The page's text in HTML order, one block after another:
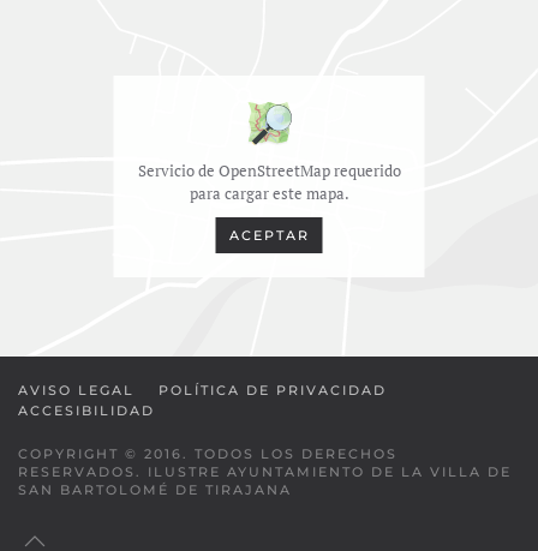
Servicio de OpenStreetMap requerido
para cargar este mapa.
ACEPTAR
AVISO LEGAL
POLÍTICA DE PRIVACIDAD
ACCESIBILIDAD
COPYRIGHT © 2016. TODOS LOS DERECHOS
RESERVADOS. ILUSTRE AYUNTAMIENTO DE LA VILLA DE
SAN BARTOLOMÉ DE TIRAJANA